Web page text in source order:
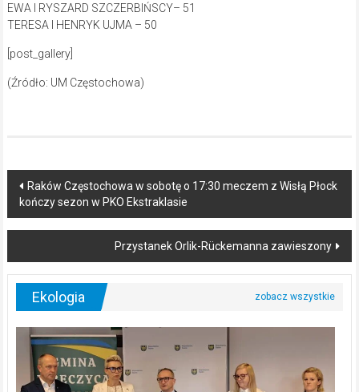
EWA I RYSZARD SZCZERBIŃSCY– 51
TERESA I HENRYK UJMA – 50
[post_gallery]
(Źródło: UM Częstochowa)
Post
navigation
Raków Częstochowa w sobotę o 17:30 meczem z Wisłą Płock
kończy sezon w PKO Ekstraklasie
Przystanek Orlik-Rückemanna zawieszony
Ekologia